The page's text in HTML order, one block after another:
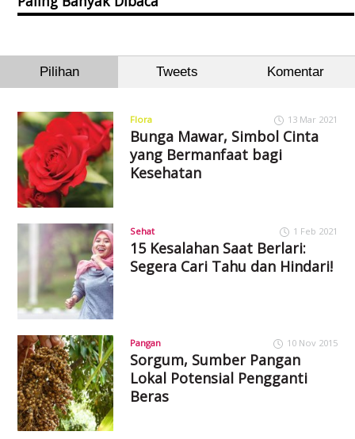
Pilihan Tweets Komentar
Flora 13 Mar 2021
Bunga Mawar, Simbol Cinta
yang Bermanfaat bagi
Kesehatan
Sehat 1 Feb 2021
15 Kesalahan Saat Berlari:
Segera Cari Tahu dan Hindari!
Pangan 10 Nov 2015
Sorgum, Sumber Pangan
Lokal Potensial Pengganti
Beras